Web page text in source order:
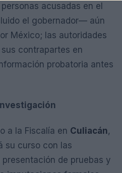
acusadas en el
el gobernador— aún
México; las autoridades
contrapartes en
probatoria antes
a la Fiscalía en Culiacán,
su curso con las
de pruebas y